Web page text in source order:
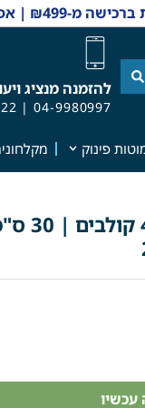
| למענה אנושי והזמנות 04-9980997
להזמנה מנציג
04-9980997
|
פינוק
זוג
עכשיו